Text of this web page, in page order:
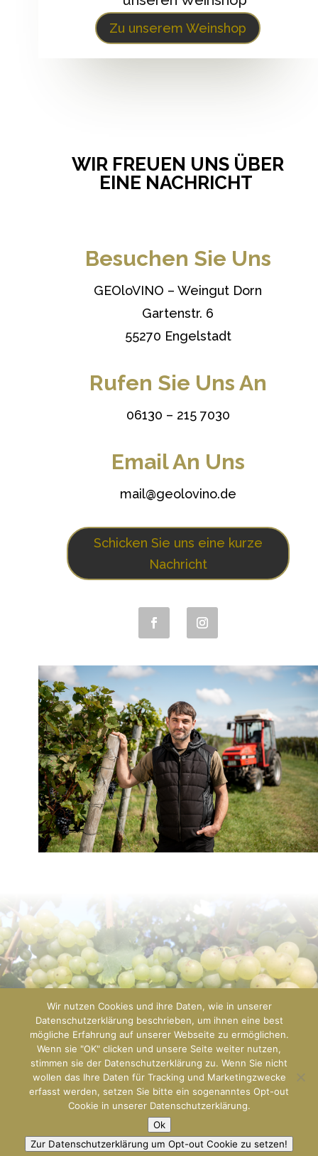
Zu unserem Weinshop
WIR FREUEN UNS ÜBER
EINE NACHRICHT
Besuchen Sie Uns
GEOloVINO – Weingut Dorn
Gartenstr. 6
55270 Engelstadt
Rufen Sie Uns An
06130 – 215 7030
Email An Uns
mail@geolovino.de
Schicken Sie uns eine kurze
Nachricht
Designed byPredict42 & GEOloVINO
Impressum & Datenschutz
AGBs
Wir nutzen Cookies und ihre Daten, wie in unserer
Datenschutzerklärung beschrieben, um ihnen eine best
mögliche Erfahrung auf unserer Webseite zu ermöglichen.
Wenn sie "OK" clicken und unsere Seite weiter nutzen,
stimmen sie der Datenschutzerklärung zu. Wenn Sie nicht
wollen das Ihre Daten für Tracking und Marketingzwecke
erfasst werden, setzen Sie bitte ein sogenanntes Opt-out
Cookie in unserer Datenschutzerklärung.
Ok
Zur Datenschutzerklärung um Opt-out Cookie zu setzen!